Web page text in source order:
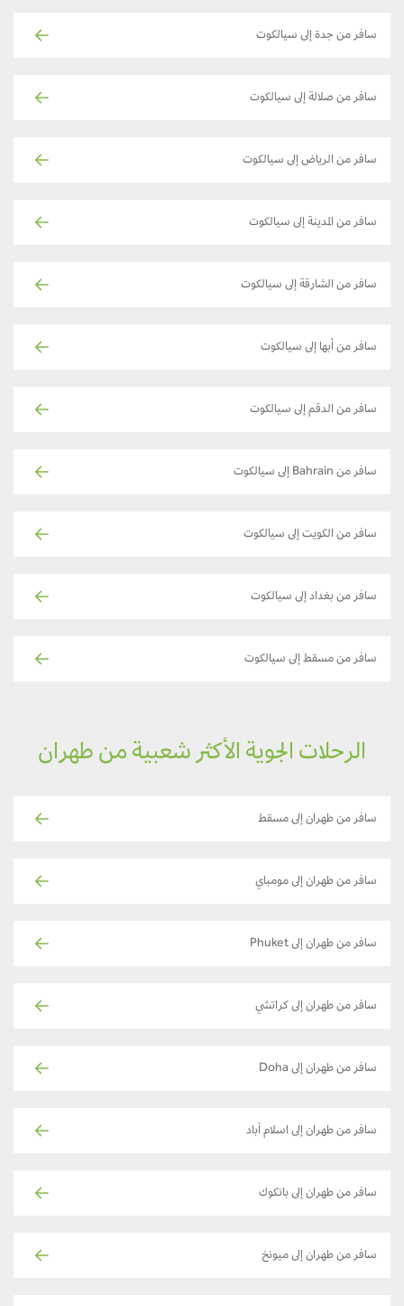
سافر من جدة إلى سيالكوت
سافر من صلالة إلى سيالكوت
سافر من الرياض إلى سيالكوت
سافر من المدينة إلى سيالكوت
سافر من الشارقة إلى سيالكوت
سافر من أبها إلى سيالكوت
سافر من الدقم إلى سيالكوت
سافر من Bahrain إلى سيالكوت
سافر من الكويت إلى سيالكوت
سافر من بغداد إلى سيالكوت
سافر من مسقط إلى سيالكوت
الرحلات الجوية الأكثر شعبية من طهران
سافر من طهران إلى مسقط
سافر من طهران إلى مومباي
سافر من طهران إلى Phuket
سافر من طهران إلى كراتشي
سافر من طهران إلى Doha
سافر من طهران إلى اسلام آباد
سافر من طهران إلى بانكوك
سافر من طهران إلى ميونخ